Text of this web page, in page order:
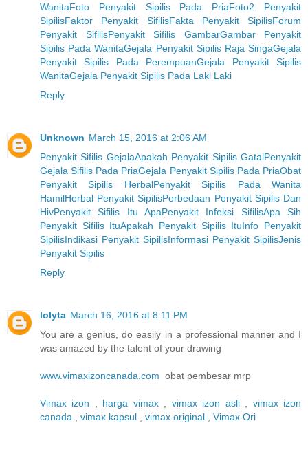
WanitaFoto Penyakit Sipilis Pada PriaFoto2 Penyakit
SipilisFaktor Penyakit SifilisFakta Penyakit SipilisForum
Penyakit SifilisPenyakit Sifilis GambarGambar Penyakit
Sipilis Pada WanitaGejala Penyakit Sipilis Raja SingaGejala
Penyakit Sipilis Pada PerempuanGejala Penyakit Sipilis
WanitaGejala Penyakit Sipilis Pada Laki Laki
Reply
Unknown March 15, 2016 at 2:06 AM
Penyakit Sifilis GejalaApakah Penyakit Sipilis GatalPenyakit
Gejala Sifilis Pada PriaGejala Penyakit Sipilis Pada PriaObat
Penyakit Sipilis HerbalPenyakit Sipilis Pada Wanita
HamilHerbal Penyakit SipilisPerbedaan Penyakit Sipilis Dan
HivPenyakit Sifilis Itu ApaPenyakit Infeksi SifilisApa Sih
Penyakit Sifilis ItuApakah Penyakit Sipilis ItuInfo Penyakit
SipilisIndikasi Penyakit SipilisInformasi Penyakit SipilisJenis
Penyakit Sipilis
Reply
lolyta March 16, 2016 at 8:11 PM
You are a genius, do easily in a professional manner and I
was amazed by the talent of your drawing
www.vimaxizoncanada.com obat pembesar mrp
Vimax izon harga vimax, vimax izon asli, vimax izon
canada
vimax kapsul vimax original Vimax Ori